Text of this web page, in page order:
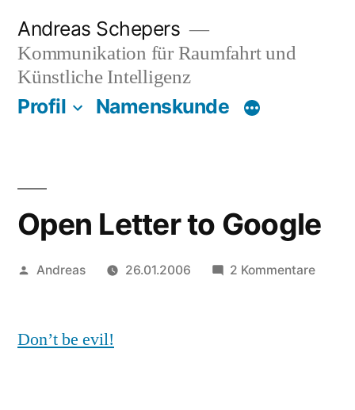
Inhalt
springen
Andreas Schepers
Kommunikation für Raumfahrt und
Künstliche Intelligenz
Profil Namenskunde
Open Letter to Google
Veröffentlicht
Andreas 26.01.2006 2 Kommentarezu
Don’t be evil!